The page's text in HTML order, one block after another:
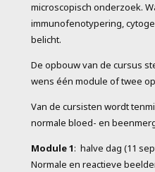
microscopisch onderzoek.
immunofenotypering,
belicht.
De opbouw van de cursus
wens één module of twee
Van de cursisten wordt
normale bloed- en
Module 1: halve dag (11
Normale en reactieve